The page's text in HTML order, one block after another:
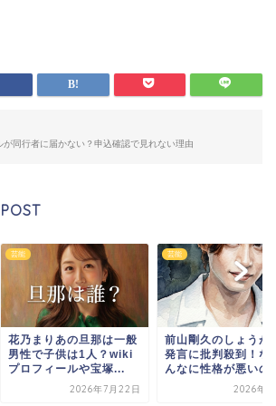
が同行者に届かない？申込確認で見れない理由
芸能
花乃まりあの旦那は一般
男性で子供は1人？wiki
プロフィールや宝塚...
2026年7月22日
芸能
前山剛久のしょうが
発言に批判殺到！な
んなに性格が悪い
2026年3